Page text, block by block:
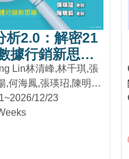
析2.0：解密21
據行銷新思維
夏季班)
Lin林清峰,林千琪,張
,何海鳳,張瑛玿,陳明
12/23